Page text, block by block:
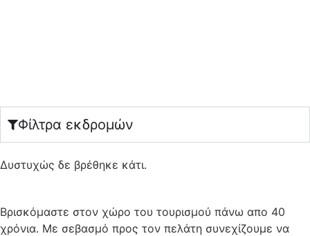
Φίλτρα εκδρομών
Δυστυχώς δε βρέθηκε κάτι.
Βρισκόμαστε στον χώρο του τουρισμού πάνω απο 40
χρόνια. Με σεβασμό προς τον πελάτη συνεχίζουμε να